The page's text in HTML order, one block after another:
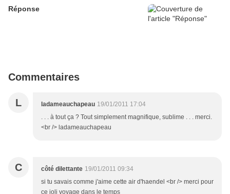
Réponse
Commentaires
L ladameauchapeau 19/01/2011 17:04
. . . à tout ça ? Tout simplement magnifique, sublime . . . merci.
<br /> ladameauchapeau
C côté dilettante 19/01/2011 09:34
si tu savais comme j'aime cette air d'haendel <br /> merci pour
ce joli voyage dans le temps